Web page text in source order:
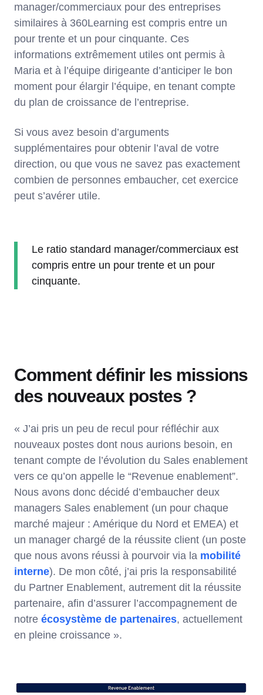
manager/commerciaux pour des entreprises
similaires à 360Learning est compris entre un
pour trente et un pour cinquante. Ces
informations extrêmement utiles ont permis à
Maria et à l’équipe dirigeante d’anticiper le bon
moment pour élargir l’équipe, en tenant compte
du plan de croissance de l’entreprise.
Si vous avez besoin d’arguments
supplémentaires pour obtenir l’aval de votre
direction, ou que vous ne savez pas exactement
combien de personnes embaucher, cet exercice
peut s’avérer utile.
Le ratio standard manager/commerciaux est
compris entre un pour trente et un pour
cinquante.
Comment définir les missions
des nouveaux postes ?
« J’ai pris un peu de recul pour réfléchir aux
nouveaux postes dont nous aurions besoin, en
tenant compte de l’évolution du Sales enablement
vers ce qu’on appelle le “Revenue enablement”.
Nous avons donc décidé d’embaucher deux
managers Sales enablement (un pour chaque
marché majeur : Amérique du Nord et EMEA) et
un manager chargé de la réussite client (un poste
que nous avons réussi à pourvoir via la mobilité
interne). De mon côté, j’ai pris la responsabilité
du Partner Enablement, autrement dit la réussite
partenaire, afin d’assurer l’accompagnement de
notre écosystème de partenaires, actuellement
en pleine croissance ».